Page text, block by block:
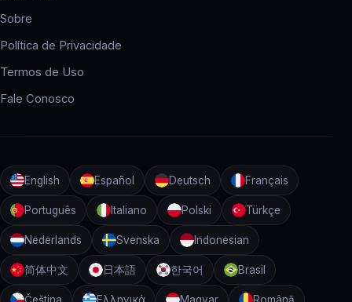
Sobre
Política de Privacidade
Termos de Uso
Fale Conosco
English Español Deutsch Français
Português Italiano Polski Türkçe
Nederlands Svenska Indonesian
简体中文 日本語 한국어 Brasil